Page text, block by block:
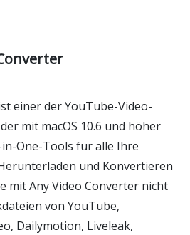
einer der YouTube-Video-
mit macOS 10.6 und höher
One-Tools für alle Ihre
und Konvertieren
mit Any Video Converter nicht
von YouTube,
Dailymotion, Liveleak,